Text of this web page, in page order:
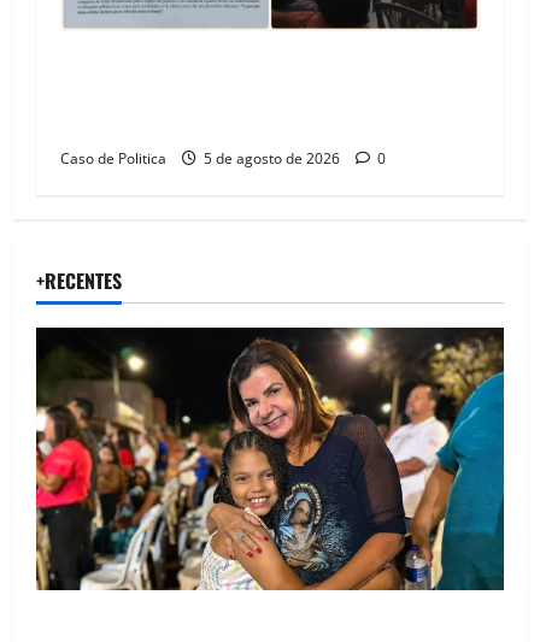
Caso de Politica 5 de agosto de 2026 0
+RECENTES